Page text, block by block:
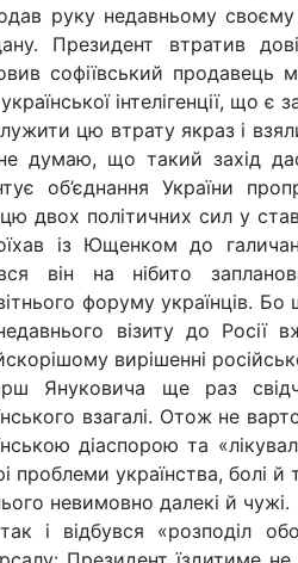
руку недавньому
Президент втратив
софіївський продавець
інтелігенції, що
цю втрату якраз і
думаю, що такий захід
об’єднання України
двох політичних сил у
із Ющенком до
він на нібито
форуму українців. Бо
візиту до Росії
вирішенні
Януковича ще раз
взагалі. Отож не
діаспорою та
проблеми українства, болі
невимовно далекі й чужі.
і відбувся «розподіл